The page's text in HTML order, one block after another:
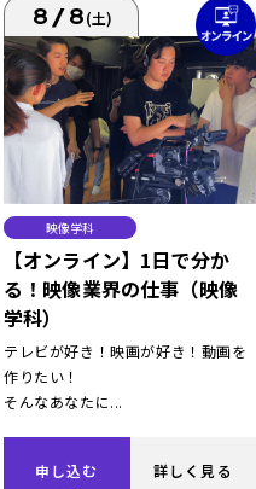
8/8(土)
映像学科
【オンライン】1日で分か
る！映像業界の仕事（映像
学科）
テレビが好き！映画が好き！動画を
作りたい！
そんなあなたに...
申し込む 詳しく見る